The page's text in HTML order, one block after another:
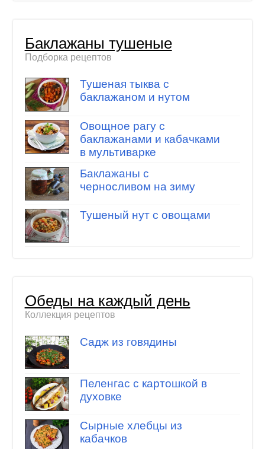
Баклажаны тушеные
Подборка рецептов
Тушеная тыква с
баклажаном и нутом
Овощное рагу с
баклажанами и кабачками
в мультиварке
Баклажаны с
черносливом на зиму
Тушеный нут с овощами
Обеды на каждый день
Коллекция рецептов
Садж из говядины
Пеленгас с картошкой в
духовке
Сырные хлебцы из
кабачков